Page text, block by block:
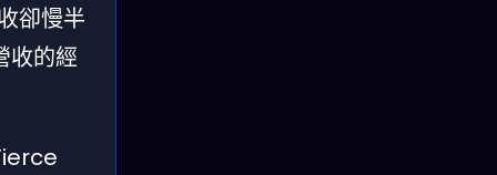
卻慢半
收的經